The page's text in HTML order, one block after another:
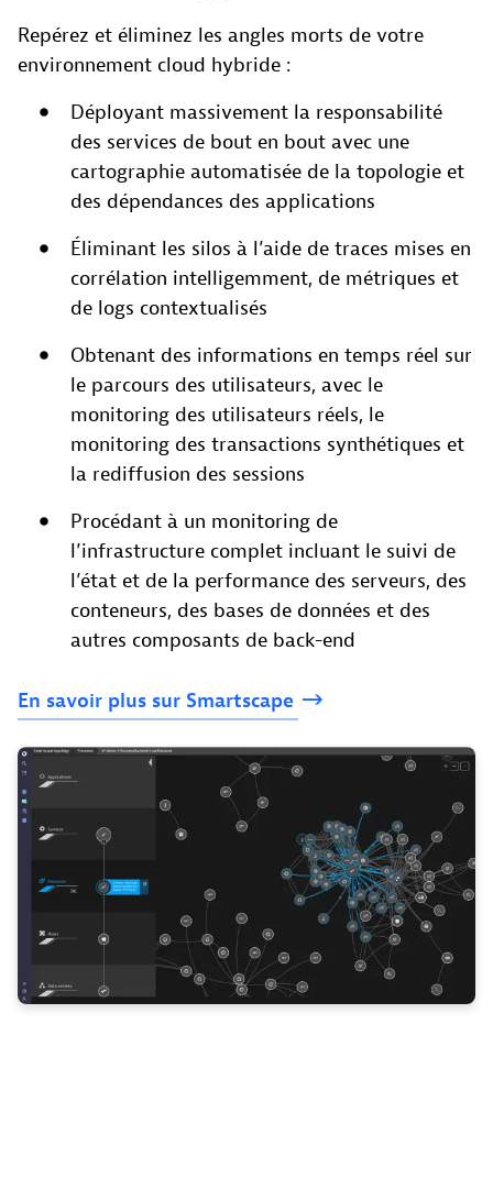
Repérez et éliminez les angles morts de votre
environnement cloud hybride :
Déployant massivement la responsabilité
des services de bout en bout avec une
cartographie automatisée de la topologie et
des dépendances des applications
Éliminant les silos à l’aide de traces mises en
corrélation intelligemment, de métriques et
de logs contextualisés
Obtenant des informations en temps réel sur
le parcours des utilisateurs, avec le
monitoring des utilisateurs réels, le
monitoring des transactions synthétiques et
la rediffusion des sessions
Procédant à un monitoring de
l’infrastructure complet incluant le suivi de
l’état et de la performance des serveurs, des
conteneurs, des bases de données et des
autres composants de back-end
En savoir plus sur Smartscape